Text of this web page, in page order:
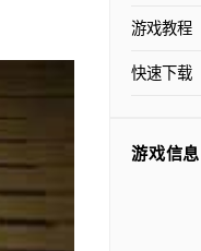
游戏教程
快速下载
游戏信息